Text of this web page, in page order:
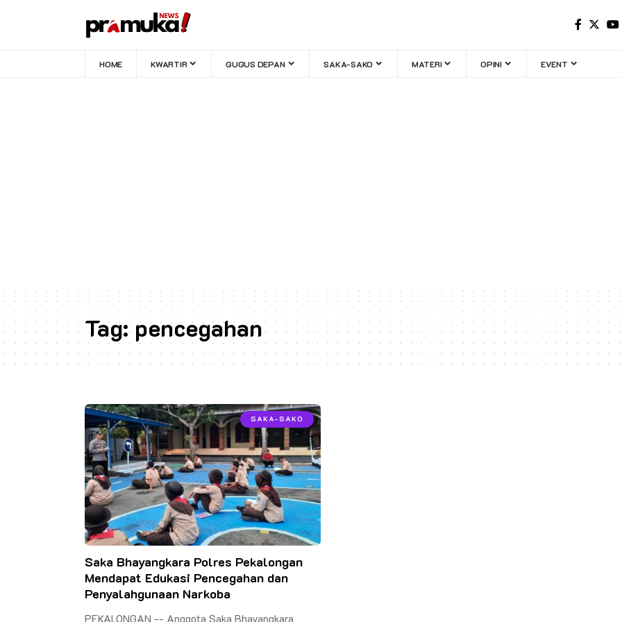
HOME KWARTIR GUGUS DEPAN SAKA-SAKO MATERI OPINI EVENT
Tag:pencegahan
SAKA-SAKO
Saka Bhayangkara Polres Pekalongan
Mendapat Edukasi Pencegahan dan
Penyalahgunaan Narkoba
PEKALONGAN -- Anggota Saka Bhayangkara